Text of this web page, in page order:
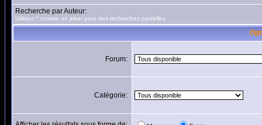
Recherche par Auteur:
Utilisez * comme un joker pour des recherches partielles
Forum:
Catégorie: